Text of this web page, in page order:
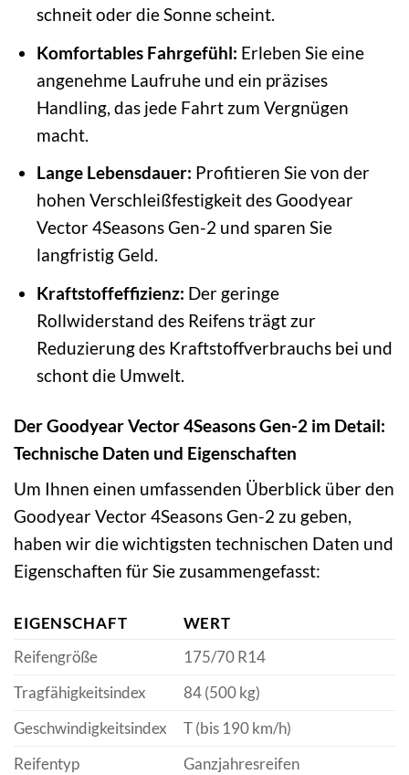
schneit oder die Sonne scheint.
Komfortables Fahrgefühl: Erleben Sie eine
angenehme Laufruhe und ein präzises
Handling, das jede Fahrt zum Vergnügen
macht.
Lange Lebensdauer: Profitieren Sie von der
hohen Verschleißfestigkeit des Goodyear
Vector 4Seasons Gen-2 und sparen Sie
langfristig Geld.
Kraftstoffeffizienz: Der geringe
Rollwiderstand des Reifens trägt zur
Reduzierung des Kraftstoffverbrauchs bei und
schont die Umwelt.
Der Goodyear Vector 4Seasons Gen-2 im Detail:
Technische Daten und Eigenschaften
Um Ihnen einen umfassenden Überblick über den
Goodyear Vector 4Seasons Gen-2 zu geben,
haben wir die wichtigsten technischen Daten und
Eigenschaften für Sie zusammengefasst:
EIGENSCHAFT
WERT
Reifengröße
175/70 R14
Tragfähigkeitsindex
84 (500 kg)
Geschwindigkeitsindex
T (bis 190 km/h)
Reifentyp
Ganzjahresreifen